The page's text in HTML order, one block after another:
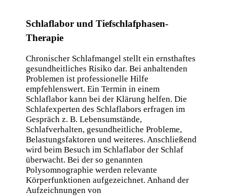
Schlaflabor und Tiefschlafphasen-
Therapie
Chronischer Schlafmangel stellt ein ernsthaftes
gesundheitliches Risiko dar. Bei anhaltenden
Problemen ist professionelle Hilfe
empfehlenswert. Ein Termin in einem
Schlaflabor kann bei der Klärung helfen. Die
Schlafexperten des Schlaflabors erfragen im
Gespräch z. B. Lebensumstände,
Schlafverhalten, gesundheitliche Probleme,
Belastungsfaktoren und weiteres. Anschließend
wird beim Besuch im Schlaflabor der Schlaf
überwacht. Bei der so genannten
Polysomnographie werden relevante
Körperfunktionen aufgezeichnet. Anhand der
Aufzeichnungen von